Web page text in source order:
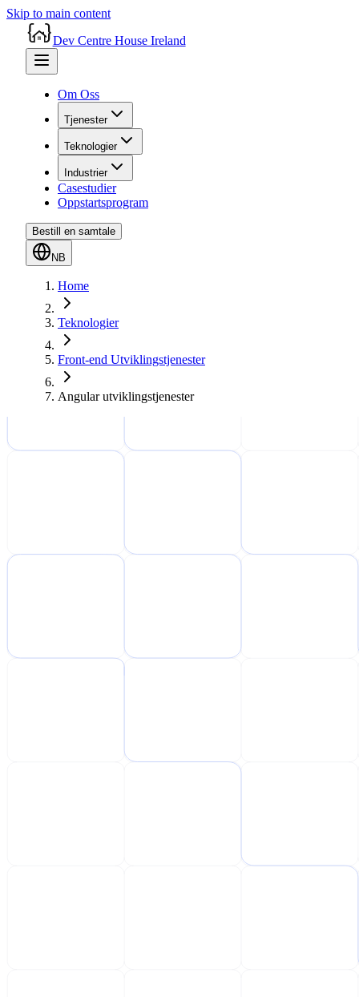
Skip to main content
Dev Centre House Ireland
Om Oss
Tjenester
Teknologier
Industrier
Casestudier
Oppstartsprogram
Bestill en samtale
NB
Home
Teknologier
Front-end Utviklingstjenester
Angular utviklingstjenester